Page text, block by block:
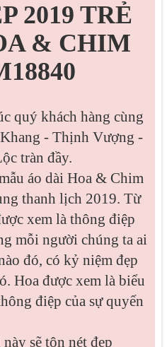
2019 TRẺ
& CHIM
quý khách hàng cùng
- Thịnh Vượng -
tràn đầy.
áo dài Hoa & Chim
thanh lịch 2019. Từ
xem là thông điệp
mỗi người chúng ta ai
đó, có kỷ niệm đẹp
Hoa được xem là biểu
điệp của sự quyến
sẽ tôn nét đẹp